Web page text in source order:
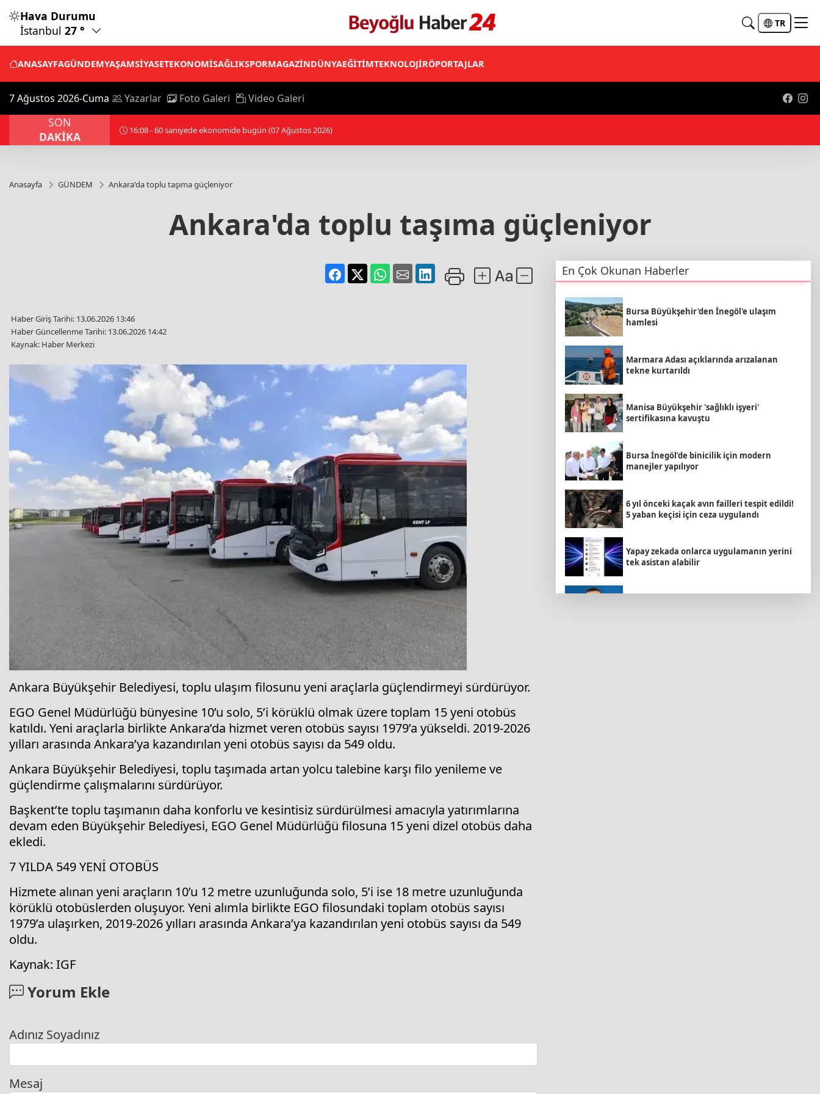
Hava Durumu
İstanbul 27 ° TR
ANASAYFAGÜNDEMYAŞAMSİYASETEKONOMİSAĞLIKSPORMAGAZİNDÜNYAEĞİTİMTEKNOLOJİRÖPORTAJLAR
7 Ağustos 2026-Cuma Yazarlar Foto Galeri Video Galeri
SON
DAKİKA
Anasayfa GÜNDEM Ankara'da toplu taşıma güçleniyor
Ankara'da toplu taşıma güçleniyor
Haber Giriş Tarihi: 13.06.2026 13:46
Haber Güncellenme Tarihi: 13.06.2026 14:42
Kaynak: Haber Merkezi
Ankara Büyükşehir Belediyesi, toplu ulaşım filosunu yeni araçlarla güçlendirmeyi sürdürüyor.
EGO Genel Müdürlüğü bünyesine 10’u solo, 5’i körüklü olmak üzere toplam 15 yeni otobüs
katıldı. Yeni araçlarla birlikte Ankara’da hizmet veren otobüs sayısı 1979’a yükseldi. 2019-2026
yılları arasında Ankara’ya kazandırılan yeni otobüs sayısı da 549 oldu.
Ankara Büyükşehir Belediyesi, toplu taşımada artan yolcu talebine karşı filo yenileme ve
güçlendirme çalışmalarını sürdürüyor.
Başkent’te toplu taşımanın daha konforlu ve kesintisiz sürdürülmesi amacıyla yatırımlarına
devam eden Büyükşehir Belediyesi, EGO Genel Müdürlüğü filosuna 15 yeni dizel otobüs daha
ekledi.
7 YILDA 549 YENİ OTOBÜS
Hizmete alınan yeni araçların 10’u 12 metre uzunluğunda solo, 5’i ise 18 metre uzunluğunda
körüklü otobüslerden oluşuyor. Yeni alımla birlikte EGO filosundaki toplam otobüs sayısı
1979’a ulaşırken, 2019-2026 yılları arasında Ankara’ya kazandırılan yeni otobüs sayısı da 549
oldu.
Kaynak: IGF
Yorum Ekle
Adınız Soyadınız
Mesaj
En Çok Okunan Haberler
Bursa Büyükşehir'den İnegöl'e ulaşım
hamlesi
Marmara Adası açıklarında arızalanan
tekne kurtarıldı
Manisa Büyükşehir 'sağlıklı işyeri'
sertifikasına kavuştu
Bursa İnegöl’de binicilik için modern
manejler yapılıyor
6 yıl önceki kaçak avın failleri tespit edildi!
5 yaban keçisi için ceza uygulandı
Yapay zekada onlarca uygulamanın yerini
tek asistan alabilir